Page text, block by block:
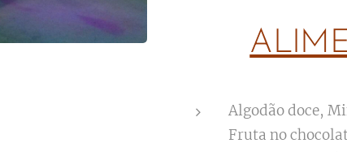
Algodão doce,
Fruta no